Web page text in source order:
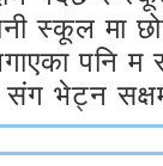
स्कूल मा छोटो
पनि म
संग भेट्न